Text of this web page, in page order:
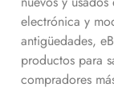
electrónica y
antigüedades,
productos para
compradores